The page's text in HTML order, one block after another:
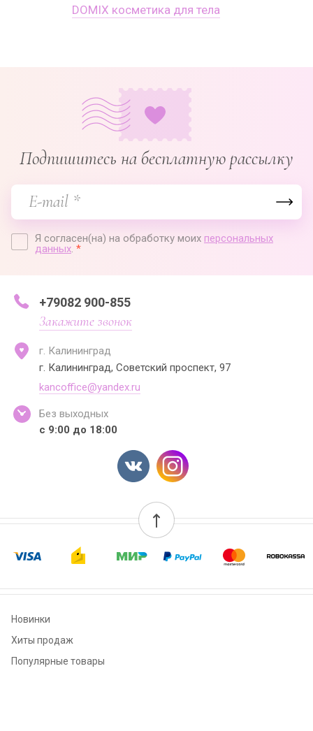
DOMIX косметика для тела
Подпишитесь на бесплатную рассылку
Я согласен(на) на обработку моих персональных
данных. *
+79082 900-855
Закажите звонок
г. Калининград
г. Калининград, Советский проспект, 97
kancoffice@yandex.ru
Без выходных
с 9:00 до 18:00
Новинки
Хиты продаж
Популярные товары